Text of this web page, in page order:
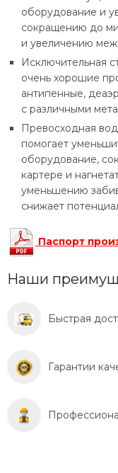
оборудование и
сокращению до
и увеличению
Исключительная
очень хорошие
антипенные,
с различными
Превосходная
помогает
оборудование,
картере и
уменьшению
снижает
Паспорт
Наши
Быстрая
Гарантии